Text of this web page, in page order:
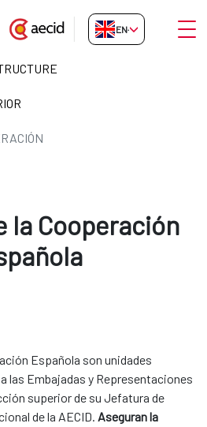
EN-GB
la Cooperación
Española son unidades
las Embajadas y Representaciones
superior de su Jefatura de
de la AECID. Aseguran la